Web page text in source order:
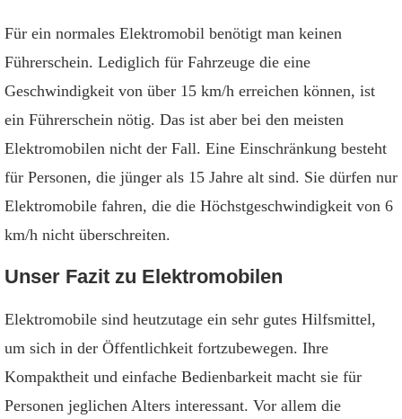
Für ein normales Elektromobil benötigt man keinen
Führerschein. Lediglich für Fahrzeuge die eine
Geschwindigkeit von über 15 km/h erreichen können, ist
ein Führerschein nötig. Das ist aber bei den meisten
Elektromobilen nicht der Fall. Eine Einschränkung besteht
für Personen, die jünger als 15 Jahre alt sind. Sie dürfen nur
Elektromobile fahren, die die Höchstgeschwindigkeit von 6
km/h nicht überschreiten.
Unser Fazit zu Elektromobilen
Elektromobile sind heutzutage ein sehr gutes Hilfsmittel,
um sich in der Öffentlichkeit fortzubewegen. Ihre
Kompaktheit und einfache Bedienbarkeit macht sie für
Personen jeglichen Alters interessant. Vor allem die